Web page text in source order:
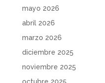
mayo 2026
abril 2026
marzo 2026
diciembre 2025
noviembre 2025